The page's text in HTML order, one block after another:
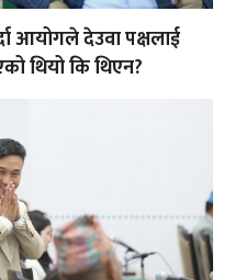
आयोगले देउवा पक्षलाई
थियो कि थिएन?